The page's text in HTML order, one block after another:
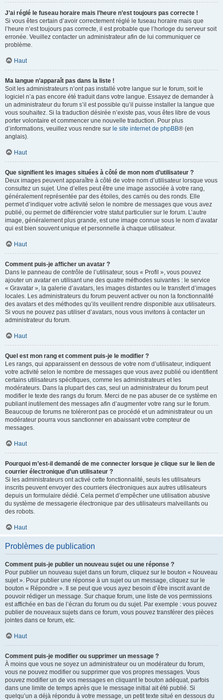
J’ai réglé le fuseau horaire mais l’heure n’est toujours pas correcte !
Si vous êtes certain d’avoir correctement réglé le fuseau horaire mais que
l’heure n’est toujours pas correcte, il est probable que l’horloge du serveur soit
erronée. Veuillez contacter un administrateur afin de lui communiquer ce
problème.
Haut
Ma langue n’apparaît pas dans la liste !
Soit les administrateurs n’ont pas installé votre langue sur le forum, soit le
logiciel n’a pas encore été traduit dans votre langue. Essayez de demander à
un administrateur du forum s’il est possible qu’il puisse installer la langue que
vous souhaitez. Si la traduction désirée n’existe pas, vous êtes libre de vous
porter volontaire et commencer une nouvelle traduction. Pour plus
d’informations, veuillez vous rendre sur le site internet de phpBB® (en
anglais).
Haut
Que signifient les images situées à côté de mon nom d’utilisateur ?
Deux images peuvent apparaître à côté de votre nom d’utilisateur lorsque vous
consultez un sujet. Une d’elles peut être une image associée à votre rang,
généralement représentée par des étoiles, des carrés ou des ronds. Elle
permet d’indiquer votre activité selon le nombre de messages que vous avez
publié, ou permet de différencier votre statut particulier sur le forum. L’autre
image, généralement plus grande, est une image connue sous le nom d’avatar
qui est bien souvent unique et personnelle à chaque utilisateur.
Haut
Comment puis-je afficher un avatar ?
Dans le panneau de contrôle de l’utilisateur, sous « Profil », vous pouvez
ajouter un avatar en utilisant une des quatre méthodes suivantes : le service
« Gravatar », la galerie d’avatars, les images distantes ou le transfert d’images
locales. Les administrateurs du forum peuvent activer ou non la fonctionnalité
des avatars et des méthodes qu’ils veuillent rendre disponible aux utilisateurs.
Si vous ne pouvez pas utiliser d’avatars, nous vous invitons à contacter un
administrateur du forum.
Haut
Quel est mon rang et comment puis-je le modifier ?
Les rangs, qui apparaissent en dessous de votre nom d’utilisateur, indiquent
votre activité selon le nombre de messages que vous avez publié ou identifient
certains utilisateurs spécifiques, comme les administrateurs et les
modérateurs. Dans la plupart des cas, seul un administrateur du forum peut
modifier le texte des rangs du forum. Merci de ne pas abuser de ce système en
publiant inutilement des messages afin d’augmenter votre rang sur le forum.
Beaucoup de forums ne toléreront pas ce procédé et un administrateur ou un
modérateur pourra vous sanctionner en abaissant votre compteur de
messages.
Haut
Pourquoi m’est-il demandé de me connecter lorsque je clique sur le lien de
courrier électronique d’un utilisateur ?
Si les administrateurs ont activé cette fonctionnalité, seuls les utilisateurs
inscrits peuvent envoyer des courriers électroniques aux autres utilisateurs
depuis un formulaire dédié. Cela permet d’empêcher une utilisation abusive
du système de messagerie électronique par des utilisateurs malveillants ou
des robots.
Haut
Problèmes de publication
Comment puis-je publier un nouveau sujet ou une réponse ?
Pour publier un nouveau sujet dans un forum, cliquez sur le bouton « Nouveau
sujet ». Pour publier une réponse à un sujet ou un message, cliquez sur le
bouton « Répondre ». Il se peut que vous ayez besoin d’être inscrit avant de
pouvoir rédiger un message. Sur chaque forum, une liste de vos permissions
est affichée en bas de l’écran du forum ou du sujet. Par exemple : vous pouvez
publier de nouveaux sujets dans ce forum, vous pouvez transférer des pièces
jointes dans ce forum, etc.
Haut
Comment puis-je modifier ou supprimer un message ?
À moins que vous ne soyez un administrateur ou un modérateur du forum,
vous ne pouvez modifier ou supprimer que vos propres messages. Vous
pouvez modifier un de vos messages en cliquant le bouton adéquat, parfois
dans une limite de temps après que le message initial ait été publié. Si
quelqu’un a déjà répondu à votre message, un petit texte situé en dessous du